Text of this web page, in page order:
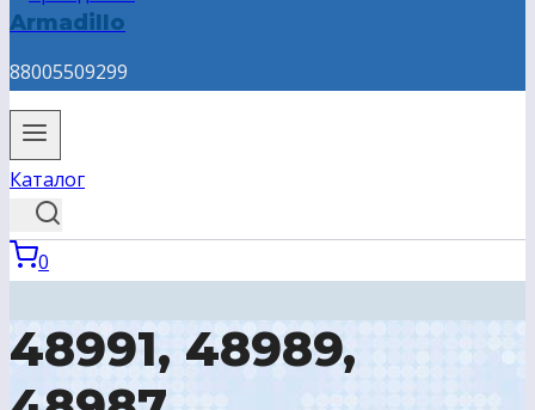
Armadillo
88005509299
Каталог
0
48991, 48989,